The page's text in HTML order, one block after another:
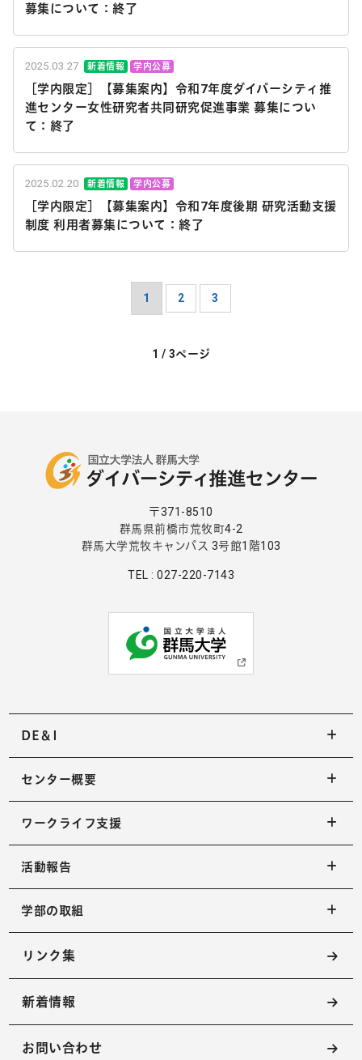
募集について：終了
2025.03.27 新着情報 学内公募
［学内限定］【募集案内】令和7年度ダイバーシティ推
進センター女性研究者共同研究促進事業 募集につい
て：終了
2025.02.20 新着情報 学内公募
［学内限定］【募集案内】令和7年度後期 研究活動支援
制度 利用者募集について：終了
1 2 3
1 / 3ページ
〒371-8510
群馬県前橋市荒牧町4-2
群馬大学荒牧キャンパス 3号館1階103
TEL : 027-220-7143
DE＆I
センター概要
ワークライフ支援
活動報告
学部の取組
リンク集
新着情報
お問い合わせ